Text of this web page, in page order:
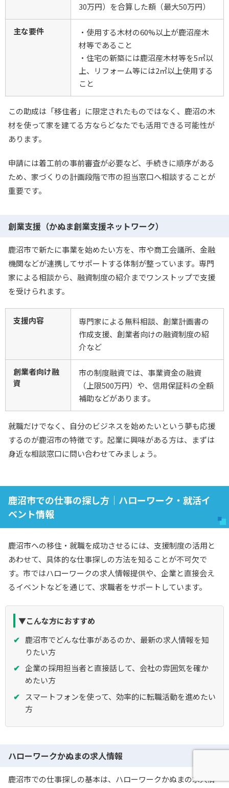
30万円）を合算した額（最大50万円）
主な要件
・使用する木材の60%以上が鹿沼産木
材等であること
・住宅の新築には鹿沼産木材等を5㎥以
上、リフォーム等には2㎥以上使用する
こと
この助成は「移住者」に限定されたものではなく、鹿沼の木
材を使って家を建てる方ならどなたでも活用できる可能性が
あります。
申請には着工前の事前審査が必要など、手続きに順序がある
ため、家づくりの計画段階で市の担当窓口へ相談することが
重要です。
創業支援（かぬま創業支援ネットワーク）
鹿沼市で新たに事業を始めたい方を、市や商工会議所、金融
機関などが連携してサポートする体制が整っています。専門
家による相談から、融資制度の紹介までワンストップで支援
を受けられます。
支援内容
専門家による無料相談、創業計画書の
作成支援、創業者向けの融資制度の紹
介など
創業者向け融
資
市の制度融資では、事業資金の融資
（上限500万円）や、信用保証料の全額
補助などがあります。
就職だけでなく、自分のビジネスを始めたいという夢も応援
するのが鹿沼市の特徴です。起業に興味がある方は、まずは
身近な相談窓口に問い合わせてみましょう。
鹿沼市での仕事の探し方｜ハローワーク・就活イ
ベント情報
鹿沼市への移住・就職を成功させるには、支援制度の活用と
あわせて、具体的な仕事探しの方法を知ることが不可欠で
す。市ではハローワークの求人情報提供や、企業と直接会え
るイベントなどを通じて、求職者をサポートしています。
▼こんな方におすすめ
鹿沼市でどんな仕事があるのか、最新の求人情報を知
りたい方
企業の採用担当者と直接話して、会社の雰囲気を確か
めたい方
スマートフォンを使って、効率的に転職活動を進めたい
方
ハローワークかぬまの求人情報
鹿沼市での仕事探しの基本は、ハローワークかぬまの求人情